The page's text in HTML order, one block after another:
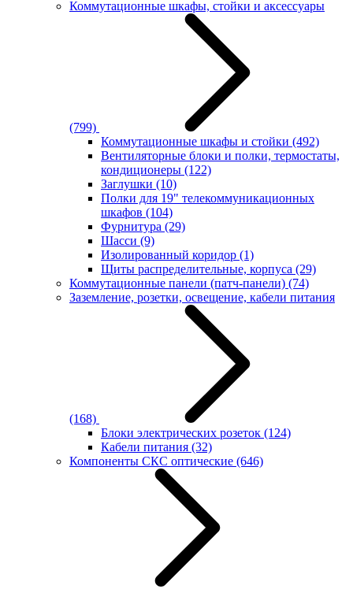
Коммутационные шкафы, стойки и аксессуары
(799)
Коммутационные шкафы и стойки (492)
Вентиляторные блоки и полки, термостаты,
кондиционеры (122)
Заглушки (10)
Полки для 19" телекоммуникационных
шкафов (104)
Фурнитура (29)
Шасси (9)
Изолированный коридор (1)
Щиты распределительные, корпуса (29)
Коммутационные панели (патч-панели) (74)
Заземление, розетки, освещение, кабели питания
(168)
Блоки электрических розеток (124)
Кабели питания (32)
Компоненты СКС оптические (646)